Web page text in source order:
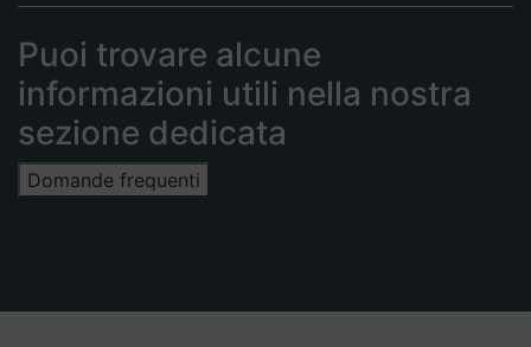
Puoi trovare alcune
informazioni utili nella nostra
sezione dedicata
Domande frequenti